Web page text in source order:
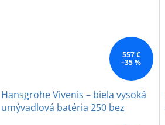
557 €
–35 %
Hansgrohe Vivenis – biela vysoká
umývadlová batéria 250 bez